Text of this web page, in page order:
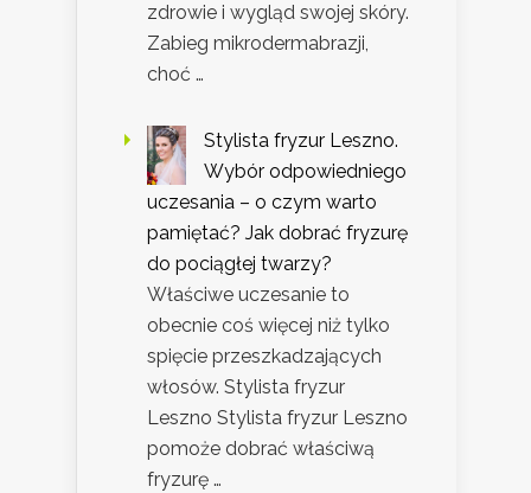
zdrowie i wygląd swojej skóry.
Zabieg mikrodermabrazji,
choć …
Stylista fryzur Leszno.
Wybór odpowiedniego
uczesania – o czym warto
pamiętać? Jak dobrać fryzurę
do pociągłej twarzy?
Właściwe uczesanie to
obecnie coś więcej niż tylko
spięcie przeszkadzających
włosów. Stylista fryzur
Leszno Stylista fryzur Leszno
pomoże dobrać właściwą
fryzurę …